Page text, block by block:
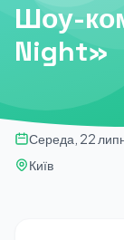
Шоу-
Night»
Середа, 22
Київ